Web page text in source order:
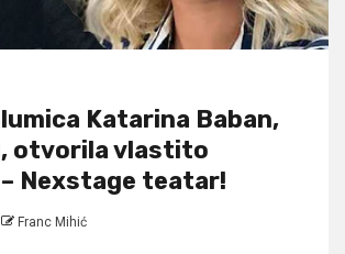
Katarina Baban,
otvorila vlastito
Nexstage teatar!
Franc Mihić